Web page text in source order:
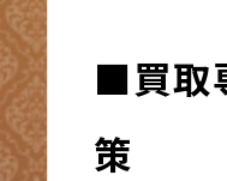
■買取
策